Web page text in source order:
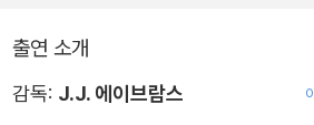
의 최정예 대원 '존 해리슨'(베네딕트 컴버배
고, 그의 분노가 극대화될 수록 세상은 걷잡
출연 소개
감독: J.J. 에이브람스